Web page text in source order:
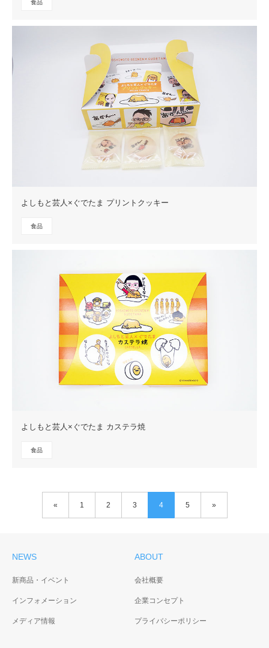
食品
よしもと芸人×ぐでたま プリントクッキー
食品
よしもと芸人×ぐでたま カステラ焼
食品
« 1 2 3 4 5 »
NEWS
新商品・イベント
インフォメーション
メディア情報
ABOUT
会社概要
企業コンセプト
プライバシーポリシー